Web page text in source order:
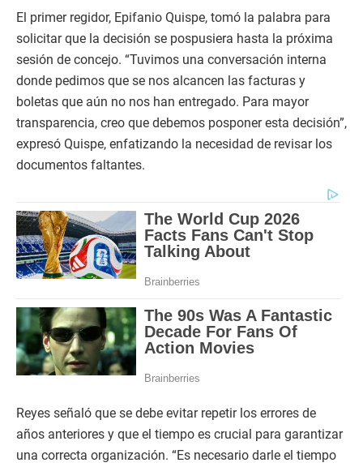
El primer regidor, Epifanio Quispe, tomó la palabra para
solicitar que la decisión se pospusiera hasta la próxima
sesión de concejo. “Tuvimos una conversación interna
donde pedimos que se nos alcancen las facturas y
boletas que aún no nos han entregado. Para mayor
transparencia, creo que debemos posponer esta decisión”,
expresó Quispe, enfatizando la necesidad de revisar los
documentos faltantes.
Reyes señaló que se debe evitar repetir los errores de
años anteriores y que el tiempo es crucial para garantizar
una correcta organización. “Es necesario darle el tiempo